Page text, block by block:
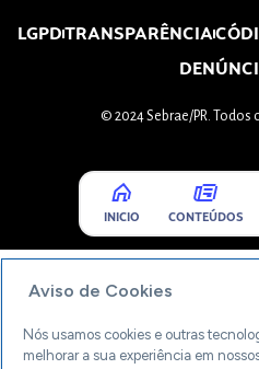
LGPDTRANSPARÊNCIA
© 2024 Sebrae/PR. Todos
INICIO CONTEÚDOS
Aviso de Cookies
Nós usamos cookies e outras
melhorar a sua experiência em